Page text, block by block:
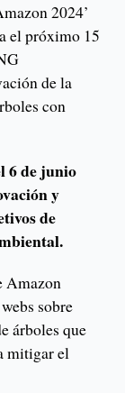
2024’
el próximo 15
de la
con
6 de junio
y
de
Amazon
sobre
árboles que
mitigar el